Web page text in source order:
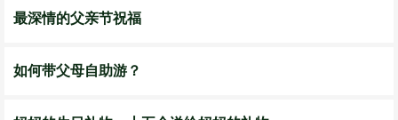
最深情的父亲节祝福
如何带父母自助游？